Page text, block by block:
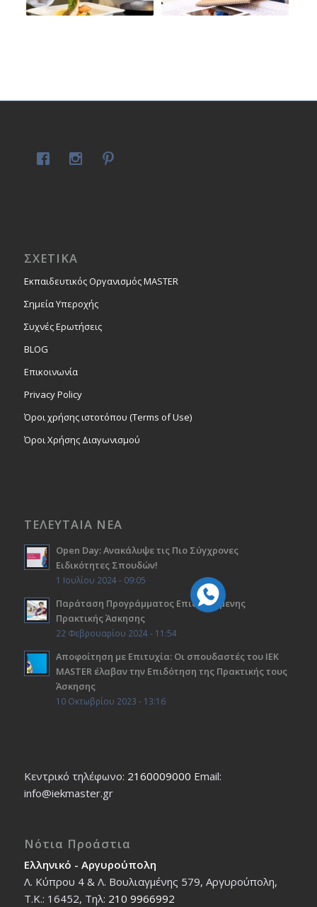
ΣΧΕΤΙΚΑ
Εκπαιδευτικός Οργανισμός MASTER
Σημεία Υπεροχής
Συχνές Ερωτήσεις
BLOG
Επικοινωνία
Privacy Policy
Όροι χρήσης ιστοτόπου (Terms of Use)
Όροι Χρήσης Διαγωνισμού
ΤΕΛΕΥΤΑΙΑ ΝΕΑ
Open Day: Ανακάλυψε τις Πιο Σύγχρονες
Ειδικότητες Σπουδών!
1 Ιουλίου 2024 - 09:05
Παράταση Προγράμματος Επιδοτούμενης
Πρακτικής Άσκησης
22 Φεβρουαρίου 2024 - 11:54
Αποφοίτηση με Επιτυχία: Οι σπουδαστές του ΙΕΚ
ΜΑSTER έλαβαν την Επιδότηση της Πρακτικής τους
Άσκησης
10 Οκτωβρίου 2023 - 13:16
Κεντρικό τηλέφωνο: 2160009000 Εmail:
info@iekmaster.gr
Νότια Προάστια
Ελληνικό - Αργυρούπολη
Λ. Κύπρου 4 & Λ. Βουλιαγμένης 579, Αργυρούπολη,
T.K.: 16452, Τηλ: 210 9966992